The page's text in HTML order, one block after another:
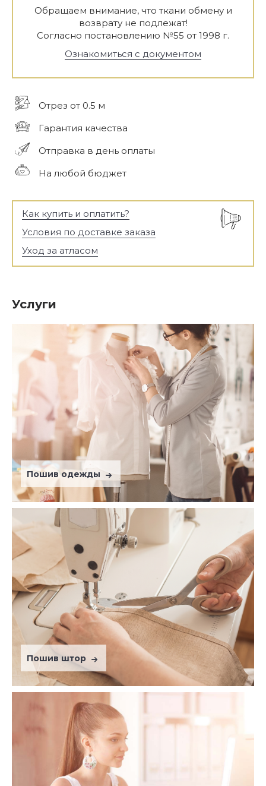
Обращаем внимание, что ткани обмену и
возврату не подлежат!
Согласно постановлению №55 от 1998 г.
Ознакомиться с документом
Отрез от 0.5 м
Гарантия качества
Отправка в день оплаты
На любой бюджет
Как купить и оплатить?
Условия по доставке заказа
Уход за атласом
Услуги
Пошив одежды
Пошив штор